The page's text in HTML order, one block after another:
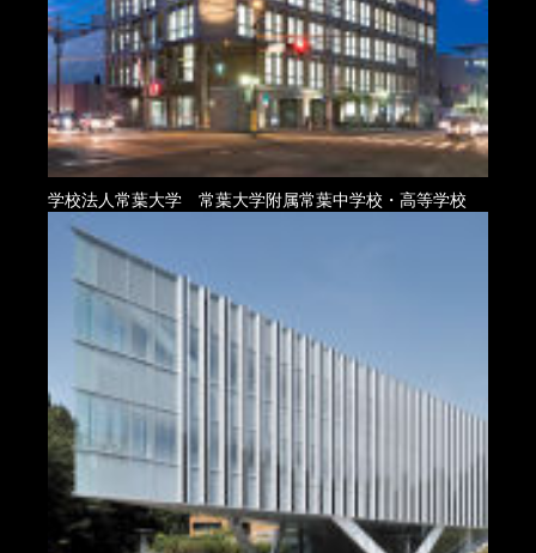
学校法人常葉大学 常葉大学附属常葉中学校・高等学校